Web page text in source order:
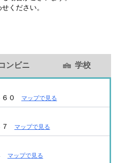
ください。
ンビニ 学校
０ マップで見る
マップで見る
マップで見る